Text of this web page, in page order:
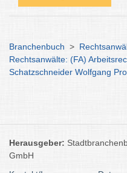
Branchenbuch >
Rechtsanwälte: (FA)
Schatzschneider Wolfgang
Herausgeber:
GmbH